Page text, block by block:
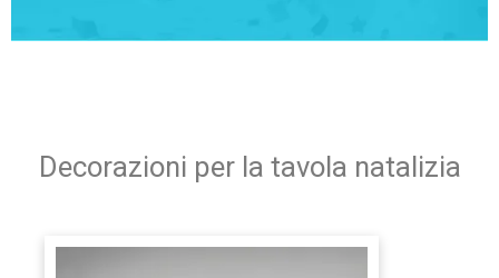
Decorazioni per la tavola natalizia